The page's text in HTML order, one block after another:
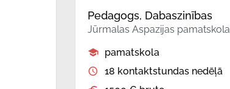
Pedagogs, Dabaszinības
Jūrmalas Aspazijas pamatskola
pamatskola
18 kontaktstundas nedēļā